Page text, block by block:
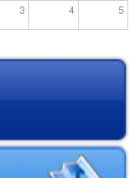
3 4 5